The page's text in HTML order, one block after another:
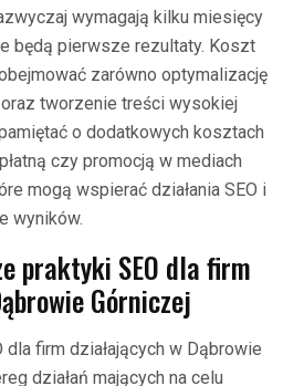
wymagają kilku miesięcy
będą pierwsze rezultaty. Koszt
zarówno optymalizację
tworzenie treści wysokiej
o dodatkowych kosztach
czy promocją w mediach
mogą wspierać działania SEO i
wyników.
praktyki SEO dla firm
Górniczej
firm działających w Dąbrowie
działań mających na celu